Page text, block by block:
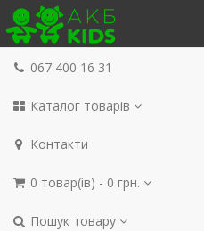
067 400 16 31
Каталог товарів
Контакти
0 товар(ів) - 0 грн.
Пошук товару